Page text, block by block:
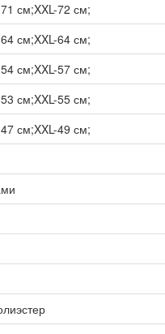
см;XXL-72 см;
см;XXL-64 см;
см;XXL-57 см;
см;XXL-55 см;
см;XXL-49 см;